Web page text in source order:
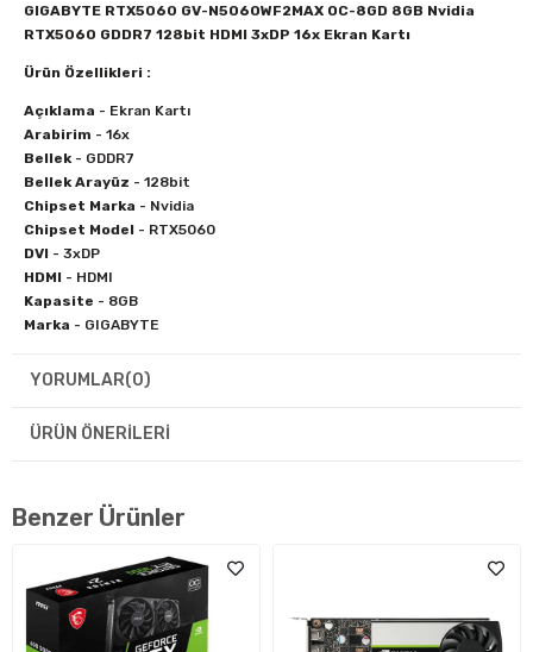
GIGABYTE RTX5060 GV-N5060WF2MAX OC-8GD 8GB Nvidia
RTX5060 GDDR7 128bit HDMI 3xDP 16x Ekran Kartı
Ürün Özellikleri :
Açıklama - Ekran Kartı
Arabirim - 16x
Bellek - GDDR7
Bellek Arayüz - 128bit
Chipset Marka - Nvidia
Chipset Model - RTX5060
DVI - 3xDP
HDMI - HDMI
Kapasite - 8GB
Marka - GIGABYTE
Ürün Kodu
- RTX5060
YORUMLAR(0)
ÜRÜN ÖNERILERI
Benzer Ürünler